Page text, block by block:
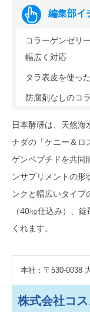
編集部イ
コラーゲンゼリ
幅広く対応
タラ表皮を使っ
防腐剤なしのコ
日本酵研は、天然海
ナダの「ケニー＆ロ
ゲンペプチドを共同
ンサプリメントの形
ンクと幅広いタイプ
（40㎏仕込み）、
くれます。
本社：〒530-0038
株式会社コ